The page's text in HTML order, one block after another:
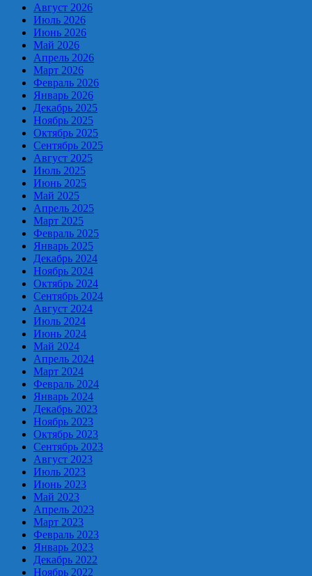
Август 2026
Июль 2026
Июнь 2026
Май 2026
Апрель 2026
Март 2026
Февраль 2026
Январь 2026
Декабрь 2025
Ноябрь 2025
Октябрь 2025
Сентябрь 2025
Август 2025
Июль 2025
Июнь 2025
Май 2025
Апрель 2025
Март 2025
Февраль 2025
Январь 2025
Декабрь 2024
Ноябрь 2024
Октябрь 2024
Сентябрь 2024
Август 2024
Июль 2024
Июнь 2024
Май 2024
Апрель 2024
Март 2024
Февраль 2024
Январь 2024
Декабрь 2023
Ноябрь 2023
Октябрь 2023
Сентябрь 2023
Август 2023
Июль 2023
Июнь 2023
Май 2023
Апрель 2023
Март 2023
Февраль 2023
Январь 2023
Декабрь 2022
Ноябрь 2022